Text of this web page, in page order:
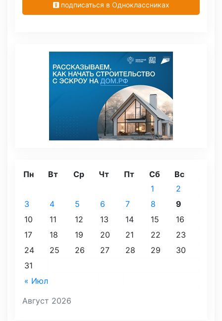
подписаться в Одноклассниках
Август 2026
Пн Вт Ср Чт Пт Сб Вс
« Июл
1
2
3
4 5 6 7 8
9
10
11 12 13 14 15
16
17
18 19 20 21 22
23
24
25 26 27 28 29
30
31